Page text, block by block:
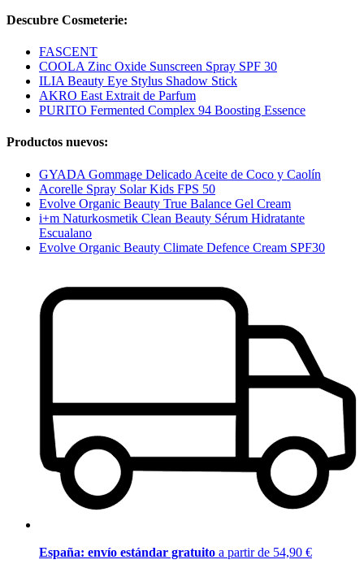
Descubre Cosmeterie:
FASCENT
COOLA Zinc Oxide Sunscreen Spray SPF 30
ILIA Beauty Eye Stylus Shadow Stick
AKRO East Extrait de Parfum
PURITO Fermented Complex 94 Boosting Essence
Productos nuevos:
GYADA Gommage Delicado Aceite de Coco y Caolín
Acorelle Spray Solar Kids FPS 50
Evolve Organic Beauty True Balance Gel Cream
i+m Naturkosmetik Clean Beauty Sérum Hidratante
Escualano
Evolve Organic Beauty Climate Defence Cream SPF30
España: envío estándar gratuito a partir de 54,90 €